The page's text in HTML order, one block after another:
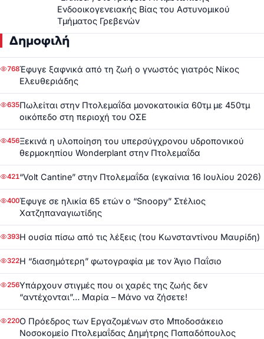
Ενδοοικογενειακής Βίας του Αστυνομικού
Τμήματος Γρεβενών
Δημοφιλή
768Έφυγε ξαφνικά από τη ζωή ο γνωστός γιατρός Νίκος
Ελευθεριάδης
635Πωλείται στην Πτολεμαΐδα μονοκατοικία 60τμ με 450τμ
οικόπεδο στη περιοχή του ΟΣΕ
456Ξεκινά η υλοποίηση του υπερσύγχρονου υδροπονικού
θερμοκηπίου Wonderplant στην Πτολεμαΐδα
421“Volt Cantine” στην Πτολεμαΐδα (εγκαίνια 16 Ιουλίου 2026)
400Έφυγε σε ηλικία 65 ετών ο “Snoopy” Στέλιος
Χατζηπαναγιωτίδης
393Η ουσία πίσω από τις λέξεις (του Κωνσταντίνου Μαυρίδη)
322Η “διασημότερη” φωτογραφία με τον Άγιο Παΐσιο
256Υπάρχουν στιγμές που οι χαρές της ζωής δεν
“αντέχονται”… Μαρία – Μάνο να ζήσετε!
220Ο Πρόεδρος των Εργαζομένων στο Μποδοσάκειο
Νοσοκομείο Πτολεμαΐδας Δημήτρης Παπαδόπουλος